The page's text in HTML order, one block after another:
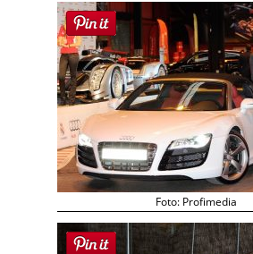
Foto: Profimedia